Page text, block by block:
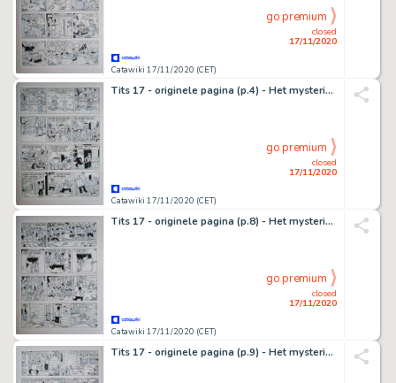
Catawiki 17/11/2020 (CET)
closed
17/11/2020
go premium
Tits 17 - originele pagina (p.4) - Het mysterieuze parelsnoer - (1982)
Catawiki 17/11/2020 (CET)
closed
17/11/2020
go premium
Tits 17 - originele pagina (p.8) - Het mysterieuze parelsnoer - (1982)
Catawiki 17/11/2020 (CET)
closed
17/11/2020
go premium
Tits 17 - originele pagina (p.9) - Het mysterieuze parelsnoer - (1982)